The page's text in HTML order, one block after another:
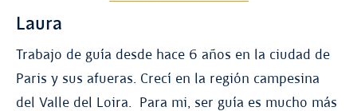
Laura
Trabajo de guía desde hace 6 años en la ciudad de
Paris y sus afueras. Crecí en la región campesina
del Valle del Loira. Para mi, ser guía es mucho más